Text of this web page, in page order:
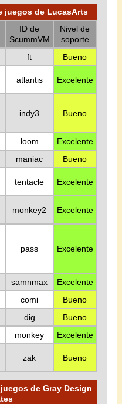
juegos de LucasArts
ID de
ScummVM
Nivel de
soporte
ft
Bueno
atlantis Excelente
indy3 Bueno
loom
Excelente
maniac
Bueno
tentacle Excelente
monkey2 Excelente
pass Excelente
samnmax
Excelente
comi
Bueno
dig
Bueno
monkey
Excelente
zak Bueno
de Gray Design